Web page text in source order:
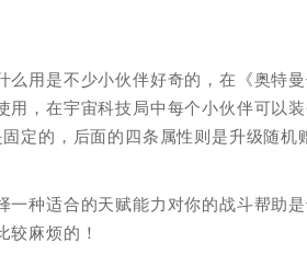
么用是不少小伙伴好奇的，在《奥特
用，在宇宙科技局中每个小伙伴可以
定的，后面的四条属性则是升级随
一种适合的天赋能力对你的战斗帮助
较麻烦的！